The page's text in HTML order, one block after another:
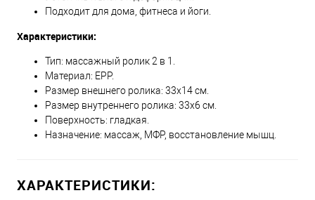
Подходит для дома, фитнеса и йоги.
Характеристики:
Тип: массажный ролик 2 в 1.
Материал: EPP.
Размер внешнего ролика: 33х14 см.
Размер внутреннего ролика: 33х6 см.
Поверхность: гладкая.
Назначение: массаж, МФР, восстановление мышц.
ХАРАКТЕРИСТИКИ: